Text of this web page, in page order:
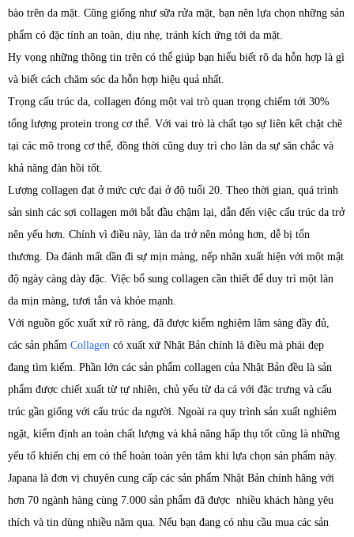
bào trên da mặt. Cũng giống như sữa rửa mặt, bạn nên lựa chọn những sản
phẩm có đặc tính an toàn, dịu nhẹ, tránh kích ứng tới da mặt.
Hy vọng những thông tin trên có thể giúp bạn hiểu biết rõ da hỗn hợp là gì
và biết cách chăm sóc da hỗn hợp hiệu quả nhất.
Trọng cấu trúc da, collagen đóng một vai trò quan trọng chiếm tới 30%
tổng lượng protein trong cơ thể. Với vai trò là chất tạo sự liên kết chặt chẽ
tại các mô trong cơ thể, đồng thời cũng duy trì cho làn da sự săn chắc và
khả năng đàn hồi tốt.
Lượng collagen đạt ở mức cực đại ở độ tuổi 20. Theo thời gian, quá trình
sản sinh các sợi collagen mới bắt đầu chậm lại, dẫn đến việc cấu trúc da trở
nên yếu hơn. Chính vì điều này, làn da trở nên mỏng hơn, dễ bị tổn
thương. Da đánh mất dần đi sự mịn màng, nếp nhăn xuất hiện với một mật
độ ngày càng dày đặc. Việc bổ sung collagen cần thiết để duy trì một làn
da mịn màng, tươi tắn và khỏe mạnh.
Với nguồn gốc xuất xứ rõ ràng, đã được kiểm nghiệm lâm sàng đầy đủ,
các sản phẩm Collagen có xuất xứ Nhật Bản chính là điều mà phái đẹp
đang tìm kiếm. Phần lớn các sản phẩm collagen của Nhật Bản đều là sản
phẩm được chiết xuất từ tự nhiên, chủ yếu từ da cá với đặc trưng và cấu
trúc gần giống với cấu trúc da người. Ngoài ra quy trình sản xuất nghiêm
ngặt, kiểm định an toàn chất lượng và khả năng hấp thụ tốt cũng là những
yếu tố khiến chị em có thể hoàn toàn yên tâm khi lựa chọn sản phẩm này.
Japana là đơn vị chuyên cung cấp các sản phẩm Nhật Bản chính hãng với
hơn 70 ngành hàng cùng 7.000 sản phẩm đã được nhiều khách hàng yêu
thích và tin dùng nhiều năm qua. Nếu bạn đang có nhu cầu mua các sản